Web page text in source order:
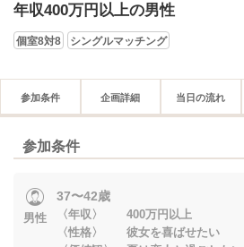
年収400万円以上の男性
個室8対8 シングルマッチング
参加条件 企画詳細 当日の流れ
参加条件
男性
37〜42歳
〈年収〉 400万円以上
〈性格〉 彼女を喜ばせたい